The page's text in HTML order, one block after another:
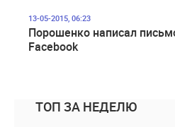
13-05-2015, 06:23
Порошенко написал
Facebook
ТОП ЗА НЕДЕЛЮ